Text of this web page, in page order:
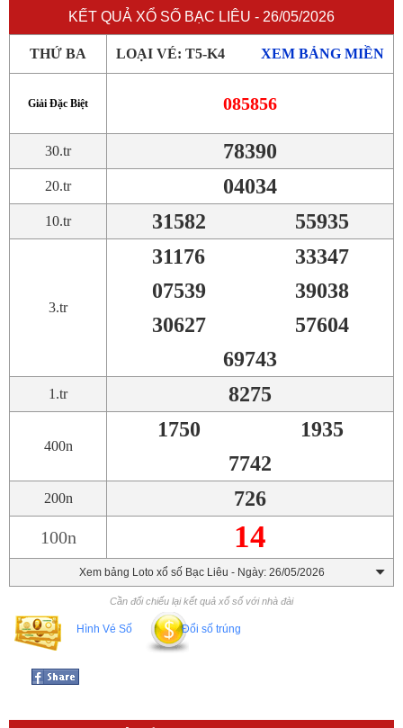
KẾT QUẢ XỔ SỐ BẠC LIÊU - 26/05/2026
THỨ BA LOẠI VÉ: T5-K4 XEM BẢNG MIỀN
Giải Đặc Biệt 085856
30.tr 78390
20.tr 04034
10.tr 31582 55935
3.tr
31176
33347
07539
39038
30627
57604
69743
1.tr 8275
400n
1750
1935
7742
200n 726
100n 14
Xem bảng Loto xổ số Bạc Liêu - Ngày: 26/05/2026
Cần đối chiếu lại kết quả xổ số với nhà đài
Hình Vé Số Đổi số trúng